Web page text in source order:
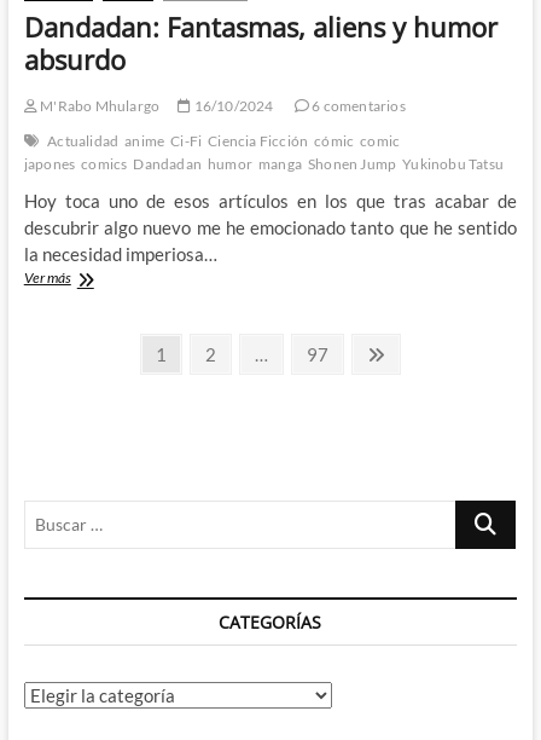
Dandadan: Fantasmas, aliens y humor
absurdo
M'Rabo Mhulargo 16/10/2024
6 comentarios
Actualidad anime Ci-Fi Ciencia Ficción cómic comic
japones comics Dandadan humor manga Shonen Jump Yukinobu Tatsu
Hoy toca uno de esos artículos en los que tras acabar de
descubrir algo nuevo me he emocionado tanto que he sentido
la necesidad imperiosa…
Ver másDandadan:
PaginaciónPágina
1 Página
2 … Página
97
Página
Buscar
CATEGORÍAS
Categorías